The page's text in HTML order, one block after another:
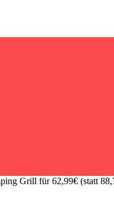
Grill für 62,99€ (statt